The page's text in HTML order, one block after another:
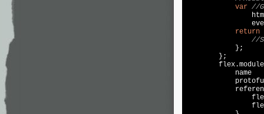
var //
return
//
            };
        };
name